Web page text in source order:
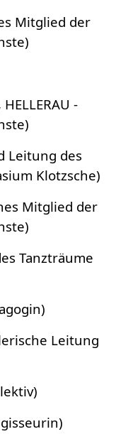
Mitglied der
-
Leitung des
Klotzsche)
Mitglied der
Tanzträume
Leitung